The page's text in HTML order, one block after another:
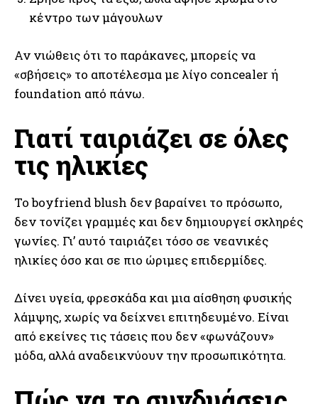
κέντρο των μάγουλων
Αν νιώθεις ότι το παράκανες, μπορείς να
«σβήσεις» το αποτέλεσμα με λίγο concealer ή
foundation από πάνω.
Γιατί ταιριάζει σε όλες
τις ηλικίες
Το boyfriend blush δεν βαραίνει το πρόσωπο,
δεν τονίζει γραμμές και δεν δημιουργεί σκληρές
γωνίες. Γι’ αυτό ταιριάζει τόσο σε νεανικές
ηλικίες όσο και σε πιο ώριμες επιδερμίδες.
Δίνει υγεία, φρεσκάδα και μια αίσθηση φυσικής
λάμψης, χωρίς να δείχνει επιτηδευμένο. Είναι
από εκείνες τις τάσεις που δεν «φωνάζουν»
μόδα, αλλά αναδεικνύουν την προσωπικότητα.